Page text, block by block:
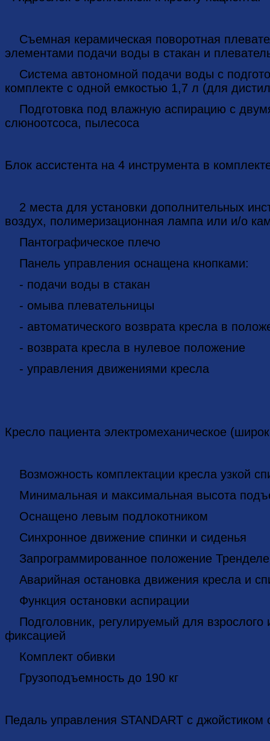
Съемная керамическая поворотная
элементами подачи воды в стакан и
Система автономной подачи воды с
комплекте с одной емкостью 1,7 л (для
Подготовка под влажную аспирацию с
слюноотсоса, пылесоса
Блок ассистента на 4 инструмента в
2 места для установки дополнительных
воздух, полимеризационная лампа или и/о
Пантографическое плечо
Панель управления оснащена кнопками:
- подачи воды в стакан
- омыва плевательницы
- автоматического возврата кресла в
- возврата кресла в нулевое положение
- управления движениями кресла
Кресло пациента электромеханическое
Возможность комплектации кресла узкой
Минимальная и максимальная высота
Оснащено левым подлокотником
Синхронное движение спинки и сиденья
Запрограммированное положение
Аварийная остановка движения кресла и
Функция остановки аспирации
Подголовник, регулируемый для взрослого
фиксацией
Комплект обивки
Грузоподъемность до 190 кг
Педаль управления STANDART с